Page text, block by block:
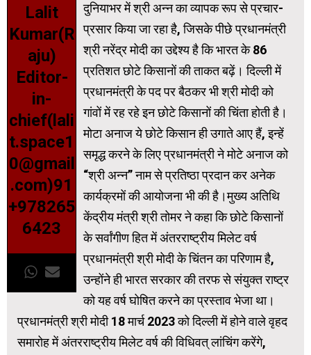
Lalit
Kumar(R
aju)
Editor-
in-
chief(lali
t.space1
0@gmail
.com)91
+978265
6423
दुनियाभर में श्री अन्न का व्यापक रूप से प्रचार-
प्रसार किया जा रहा है, जिसके पीछे प्रधानमंत्री
श्री नरेंद्र मोदी का उद्देश्य है कि भारत के 86
प्रतिशत छोटे किसानों की ताकत बढ़ें। दिल्ली में
प्रधानमंत्री के पद पर बैठकर भी श्री मोदी को
गांवों में रह रहे इन छोटे किसानों की चिंता होती है।
मोटा अनाज ये छोटे किसान ही उगाते आए हैं, इन्हें
समृद्ध करने के लिए प्रधानमंत्री ने मोटे अनाज को
“श्री अन्न” नाम से प्रतिष्ठा प्रदान कर अनेक
कार्यक्रमों की आयोजना भी की है।मुख्य अतिथि
केंद्रीय मंत्री श्री तोमर ने कहा कि छोटे किसानों
के सर्वांगीण हित में अंतरराष्ट्रीय मिलेट वर्ष
प्रधानमंत्री श्री मोदी के चिंतन का परिणाम है,
उन्होंने ही भारत सरकार की तरफ से संयुक्त राष्ट्र
को यह वर्ष घोषित करने का प्रस्ताव भेजा था।
प्रधानमंत्री श्री मोदी 18 मार्च 2023 को दिल्ली में होने वाले वृहद
समारोह में अंतरराष्ट्रीय मिलेट वर्ष की विधिवत् लांचिंग करेंगे,